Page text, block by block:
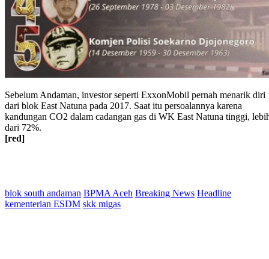
Sebelum Andaman, investor seperti ExxonMobil pernah menarik diri
dari blok East Natuna pada 2017. Saat itu persoalannya karena
kandungan CO2 dalam cadangan gas di WK East Natuna tinggi,
dari 72%.
[red]
blok south andaman BPMA Aceh Breaking News Headline
kementerian ESDM skk migas